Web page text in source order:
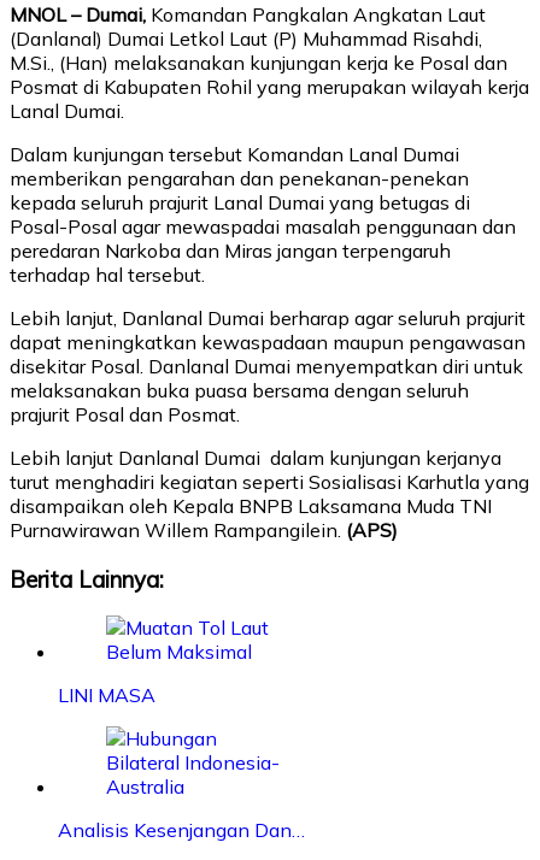
MNOL – Dumai, Komandan Pangkalan Angkatan Laut
(Danlanal) Dumai Letkol Laut (P) Muhammad Risahdi,
M.Si., (Han) melaksanakan kunjungan kerja ke Posal dan
Posmat di Kabupaten Rohil yang merupakan wilayah kerja
Lanal Dumai.
Dalam kunjungan tersebut Komandan Lanal Dumai
memberikan pengarahan dan penekanan-penekan
kepada seluruh prajurit Lanal Dumai yang betugas di
Posal-Posal agar mewaspadai masalah penggunaan dan
peredaran Narkoba dan Miras jangan terpengaruh
terhadap hal tersebut.
Lebih lanjut, Danlanal Dumai berharap agar seluruh prajurit
dapat meningkatkan kewaspadaan maupun pengawasan
disekitar Posal. Danlanal Dumai menyempatkan diri untuk
melaksanakan buka puasa bersama dengan seluruh
prajurit Posal dan Posmat.
Lebih lanjut Danlanal Dumai dalam kunjungan kerjanya
turut menghadiri kegiatan seperti Sosialisasi Karhutla yang
disampaikan oleh Kepala BNPB Laksamana Muda TNI
Purnawirawan Willem Rampangilein. (APS)
Berita Lainnya:
LINI MASA
Analisis Kesenjangan Dan…